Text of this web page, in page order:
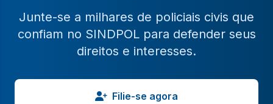
Junte-se a milhares de policiais civis que
confiam no SINDPOL para defender seus
direitos e interesses.
Filie-se agora